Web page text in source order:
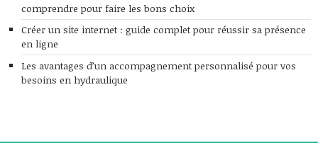
comprendre pour faire les bons choix
Créer un site internet : guide complet pour réussir sa présence
en ligne
Les avantages d’un accompagnement personnalisé pour vos
besoins en hydraulique